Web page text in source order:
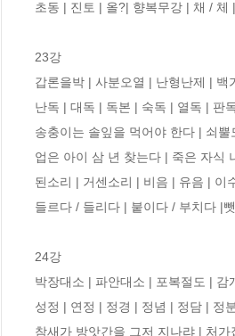
초동 | 진토 | 올?| 향복무강 | 채 /
23강
갑론을박 | 사분오열 | 난형난제 |
난독 | 대독 | 독본 | 숙독 | 열독 | 판
송충이는 솔잎을 먹어야 한다 | 쇠
업은 아이 삼 년 찾는다 | 죽은 자식
된소리 | 거센소리 | 비음 | 유음 |
들르다 / 들리다 | 붙이다 / 부치다 |
24강
박장대소 | 파안대소 | 포복절도 |
성정 | 연정 | 정경 | 정념 | 정담 | 정
참새가 방앗간을 그저 지나랴 | 처